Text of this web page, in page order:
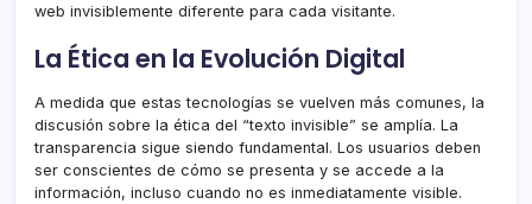
web invisiblemente diferente para cada visitante.
La Ética en la Evolución Digital
A medida que estas tecnologías se vuelven más comunes, la
discusión sobre la ética del “texto invisible” se amplía. La
transparencia sigue siendo fundamental. Los usuarios deben
ser conscientes de cómo se presenta y se accede a la
información, incluso cuando no es inmediatamente visible.